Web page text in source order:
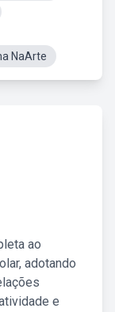
NaArte
ao
adotando
e